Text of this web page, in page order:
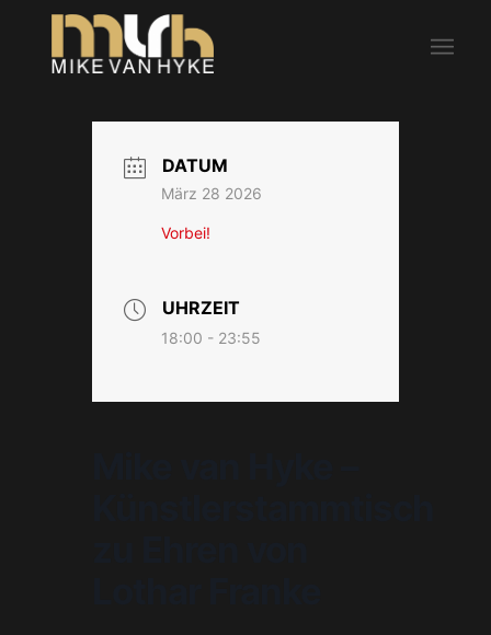
DATUM
März 28 2026
Vorbei!
UHRZEIT
18:00 - 23:55